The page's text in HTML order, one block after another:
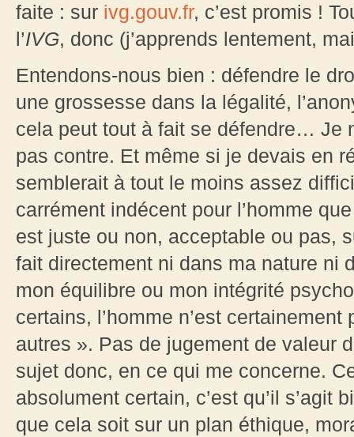
faite : sur ivg.gouv.fr, c’est promis !
l’IVG, donc (j’apprends lentement,
Entendons-nous bien : défendre le
une grossesse dans la légalité,
cela peut tout à fait se défendre… Je
pas contre. Et même si je devais en
semblerait à tout le moins assez
carrément indécent pour l’homme
est juste ou non, acceptable ou pas,
fait directement ni dans ma nature ni
mon équilibre ou mon intégrité
certains, l’homme n’est
autres ». Pas de jugement de valeur
sujet donc, en ce qui me concerne.
absolument certain, c’est qu’il s’agit
que cela soit sur un plan éthique,